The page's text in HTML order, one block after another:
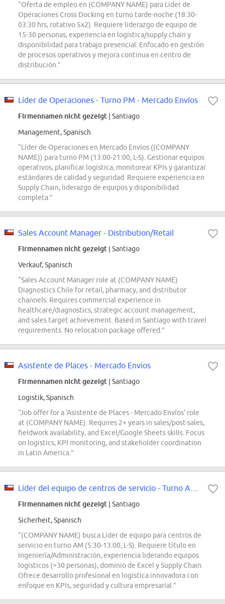
“Oferta de empleo en (COMPANY NAME) para Líder de
Operaciones Cross Docking en turno tarde-noche (18:30-
03:30 hrs, rotativo 5x2). Requiere liderazgo de equipo de
15-30 personas, experiencia en logística/supply chain y
disponibilidad para trabajo presencial. Enfocado en gestión
de procesos operativos y mejora continua en centro de
distribución.”
Líder de Operaciones - Turno PM - Mercado Envíos
Firmennamen nicht gezeigt | Santiago
Management, Spanisch
“Líder de Operaciones en Mercado Envíos ((COMPANY
NAME)) para turno PM (13:00-21:00, L-S). Gestionar equipos
operativos, planificar logística, monitorear KPIs y garantizar
estándares de calidad y seguridad. Requiere experiencia en
Supply Chain, liderazgo de equipos y disponibilidad
completa.”
Sales Account Manager - Distribution/Retail
Firmennamen nicht gezeigt | Santiago
Verkauf, Spanisch
“Sales Account Manager role at (COMPANY NAME)
Diagnostics Chile for retail, pharmacy, and distributor
channels. Requires commercial experience in
healthcare/diagnostics, strategic account management,
and sales target achievement. Based in Santiago with travel
requirements. No relocation package offered.”
Asistente de Places - Mercado Envíos
Firmennamen nicht gezeigt | Santiago
Logistik, Spanisch
“Job offer for a 'Asistente de Places - Mercado Envíos' role
at (COMPANY NAME). Requires 2+ years in sales/post-sales,
fieldwork availability, and Excel/Google Sheets skills. Focus
on logistics, KPI monitoring, and stakeholder coordination
in Latin America.”
Firmennamen nicht gezeigt | Santiago
Sicherheit, Spanisch
“(COMPANY NAME) busca Líder de equipo para centros de
servicio en turno AM (5:30-13:00, L-S). Requiere título en
Ingeniería/Administración, experiencia liderando equipos
logísticos (>30 personas), dominio de Excel y Supply Chain.
Ofrece desarrollo profesional en logística innovadora con
enfoque en KPIs, seguridad y cultura empresarial.”